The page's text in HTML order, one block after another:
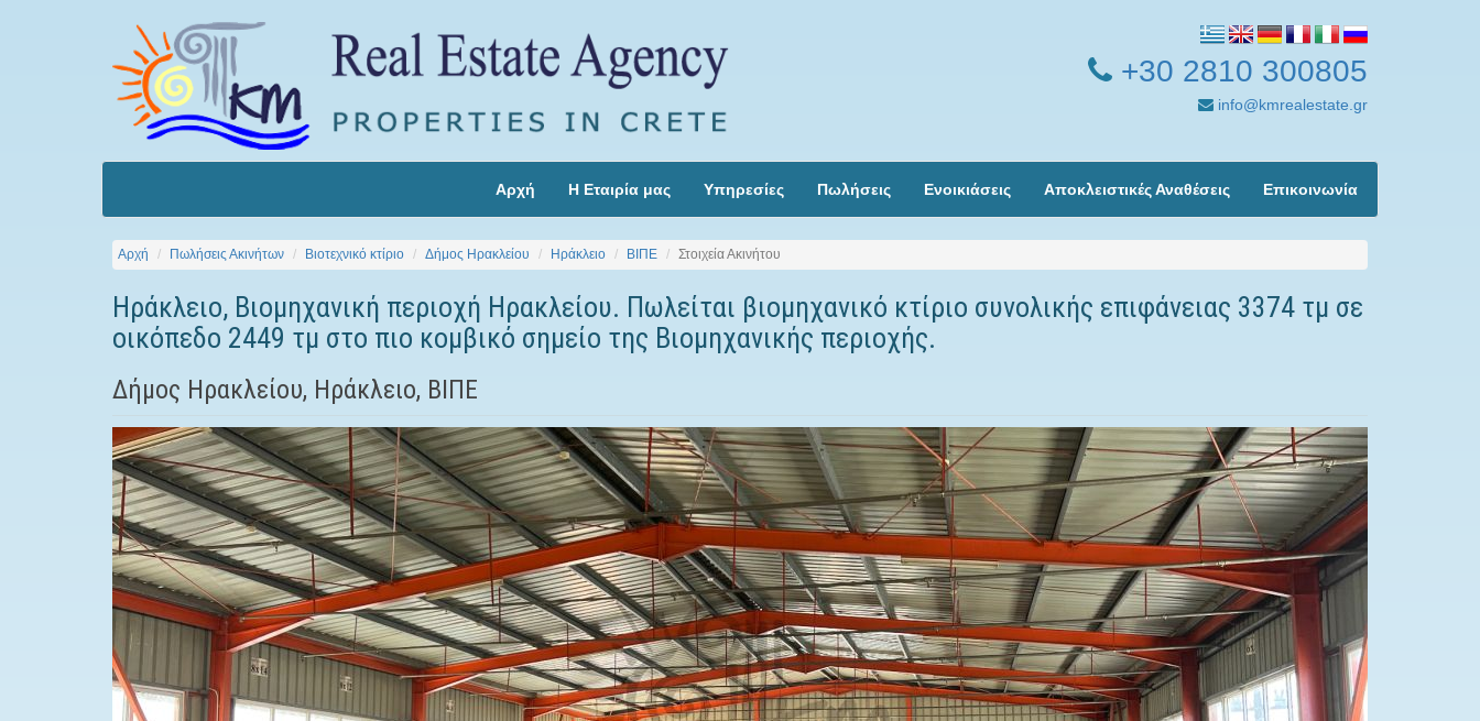
+30 2810 300805
info@kmrealestate.gr
Αρχή Η Εταιρία μας Υπηρεσίες Πωλήσεις Ενοικιάσεις Αποκλειστικές Αναθέσεις Επικοινωνία
Αρχή Πωλήσεις Ακινήτων Βιοτεχνικό κτίριο Δήμος Ηρακλείου Ηράκλειο ΒΙΠΕ Στοιχεία Ακινήτου
Ηράκλειο, Βιομηχανική περιοχή Ηρακλείου. Πωλείται βιομηχανικό κτίριο συνολικής επιφάνειας 3374 τμ σε
οικόπεδο 2449 τμ στο πιο κομβικό σημείο της Βιομηχανικής περιοχής.
Δήμος Ηρακλείου, Ηράκλειο, ΒΙΠΕ